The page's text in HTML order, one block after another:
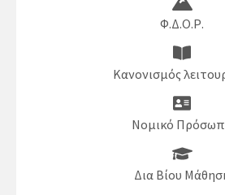
Φ.Δ.Ο.Ρ.
Κανονισμός
Νομικό
Δια Βίου